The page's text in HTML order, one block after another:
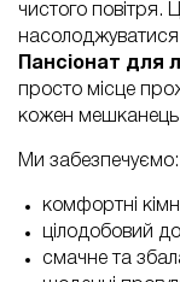
чистого повітря.
Пансіонат для
просто місце
кожен мешканець
Ми забезпечуємо:
комфортні
цілодобовий
смачне та